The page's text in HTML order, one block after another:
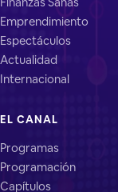
Emprendimiento
Espectáculos
Actualidad
Internacional
EL CANAL
Programas
Programación
Capítulos